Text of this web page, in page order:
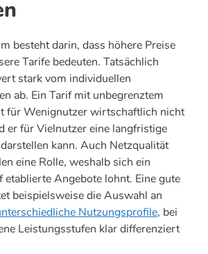
besteht darin, dass höhere Preise
Tarife bedeuten. Tatsächlich
stark vom individuellen
ab. Ein Tarif mit unbegrenztem
für Wenignutzer wirtschaftlich nicht
er für Vielnutzer eine langfristige
kann. Auch Netzqualität
eine Rolle, weshalb sich ein
etablierte Angebote lohnt. Eine gute
beispielsweise die Auswahl an
Nutzungsprofile, bei
Leistungsstufen klar differenziert